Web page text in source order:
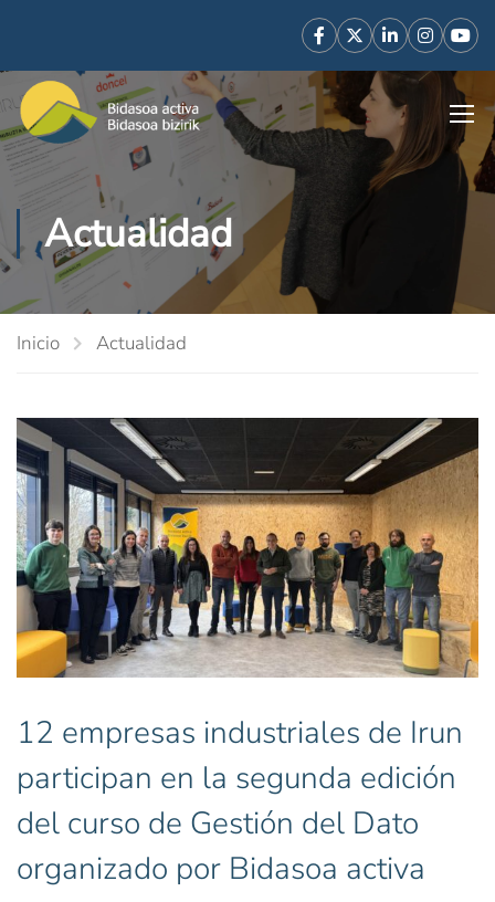
Actualidad
Inicio Actualidad
12 empresas industriales de Irun
participan en la segunda edición
del curso de Gestión del Dato
organizado por Bidasoa activa